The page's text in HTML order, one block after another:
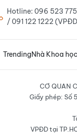
Hotline: 096 523
/ 091 122 1222
TrendingNhà Khoa
CƠ QUAN
Giấy phép: Số
VPĐD tại